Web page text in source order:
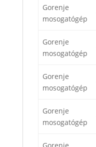
Gorenje
mosogatógép
Gorenje
mosogatógép
Gorenje
mosogatógép
Gorenje
mosogatógép